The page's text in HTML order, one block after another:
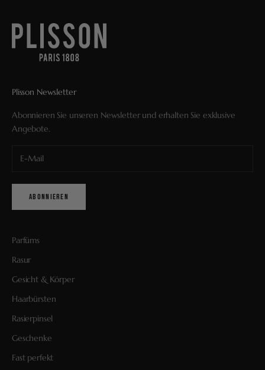
Plisson Newsletter
Abonnieren Sie unseren Newsletter und erhalten Sie exklusive
Angebote.
ABONNIEREN
Parfüms
Rasur
Gesicht & Körper
Haarbürsten
Rasierpinsel
Geschenke
Fast perfekt